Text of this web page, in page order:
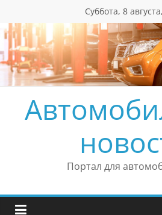
содержимому
Суббота, 8
Портал для